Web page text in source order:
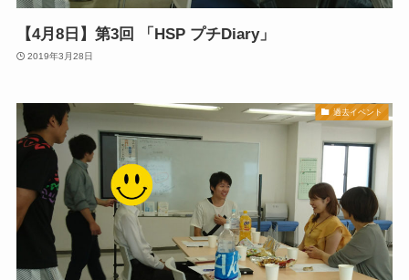
【4月8日】第3回 「HSP プチDiary」
2019年3月28日
過去イベント